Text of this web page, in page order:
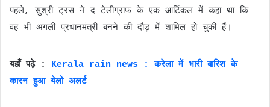
पहले, सुश्री ट्रस ने द टेलीग्राफ के एक आर्टिकल में कहा था कि
वह भी अगली प्रधानमंत्री बनने की दौड़ में शामिल हो चुकी हैं।
यहाँ पढ़े : Kerala rain news : करेला में भारी बारिश के
कारन हुआ येलो अलर्ट